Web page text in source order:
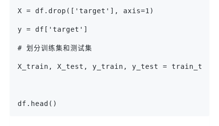
X = df.drop(['target'], axis=1)
y = df['target']
# 划分训练集和测试集
X_train, X_test, y_train, y_test =
df.head()